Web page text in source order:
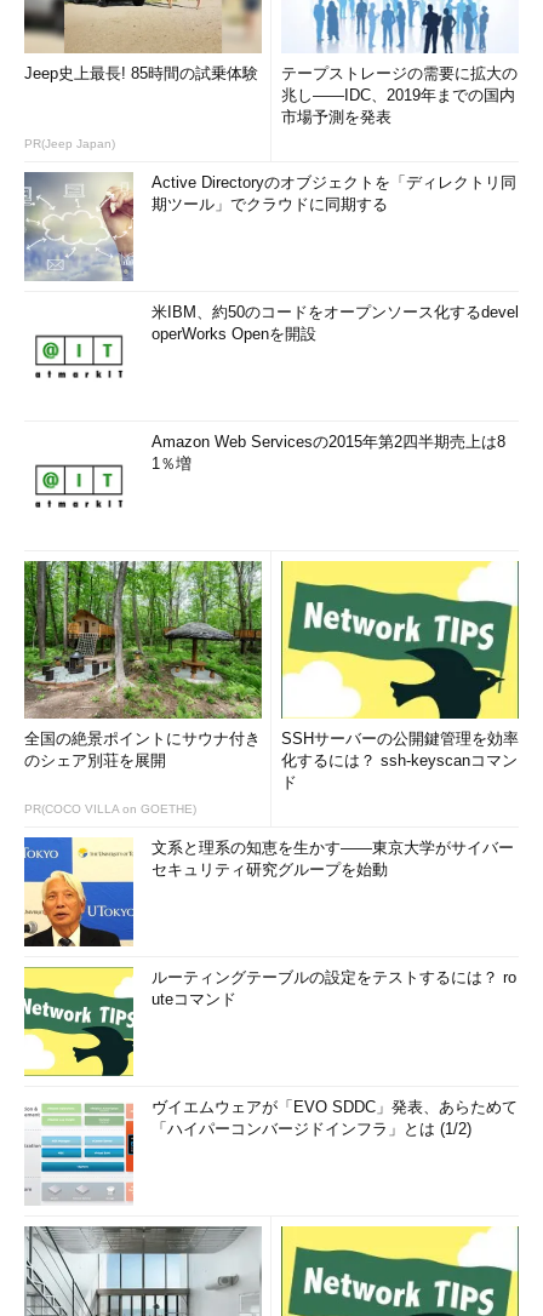
Jeep史上最長! 85時間の試乗体験
PR(Jeep Japan)
テープストレージの需要に拡大の
兆し――IDC、2019年までの国内
市場予測を発表
Active Directoryのオブジェクトを「ディレクトリ同
期ツール」でクラウドに同期する
米IBM、約50のコードをオープンソース化するdevel
operWorks Openを開設
Amazon Web Servicesの2015年第2四半期売上は8
1％増
全国の絶景ポイントにサウナ付き
のシェア別荘を展開
PR(COCO VILLA on GOETHE)
SSHサーバーの公開鍵管理を効率
化するには？ ssh-keyscanコマン
ド
文系と理系の知恵を生かす――東京大学がサイバー
セキュリティ研究グループを始動
ルーティングテーブルの設定をテストするには？ ro
uteコマンド
ヴイエムウェアが「EVO SDDC」発表、あらためて
「ハイパーコンバージドインフラ」とは (1/2)